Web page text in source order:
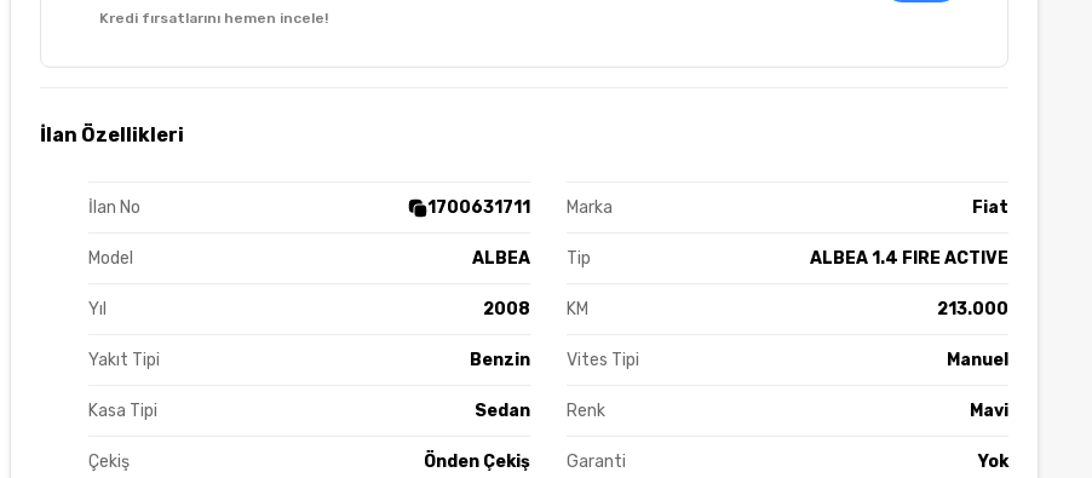
Kredi fırsatlarını hemen incele!
İlan Özellikleri
İlan No 1700631711 Marka Fiat
Model ALBEA Tip ALBEA 1.4 FIRE ACTIVE
Yıl 2008 KM 213.000
Yakıt Tipi Benzin Vites Tipi Manuel
Kasa Tipi Sedan Renk Mavi
Çekiş Önden Çekiş Garanti Yok